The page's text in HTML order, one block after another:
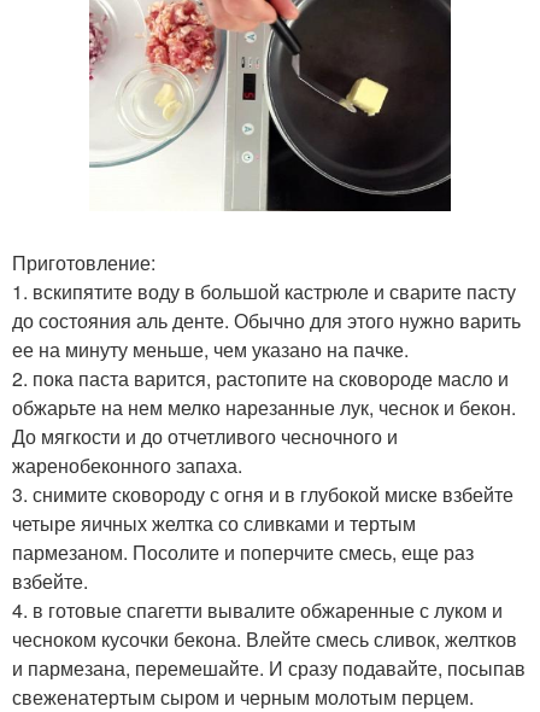
Приготовление:
1. вскипятите воду в большой кастрюле и сварите пасту
до состояния аль денте. Обычно для этого нужно варить
ее на минуту меньше, чем указано на пачке.
2. пока паста варится, растопите на сковороде масло и
обжарьте на нем мелко нарезанные лук, чеснок и бекон.
До мягкости и до отчетливого чесночного и
жаренобеконного запаха.
3. снимите сковороду с огня и в глубокой миске взбейте
четыре яичных желтка со сливками и тертым
пармезаном. Посолите и поперчите смесь, еще раз
взбейте.
4. в готовые спагетти вывалите обжаренные с луком и
чесноком кусочки бекона. Влейте смесь сливок, желтков
и пармезана, перемешайте. И сразу подавайте, посыпав
свеженатертым сыром и черным молотым перцем.